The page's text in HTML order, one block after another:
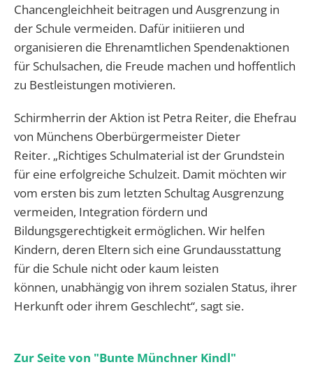
Chancengleichheit beitragen und Ausgrenzung in
der Schule vermeiden. Dafür initiieren und
organisieren die Ehrenamtlichen Spendenaktionen
für Schulsachen, die Freude machen und hoffentlich
zu Bestleistungen motivieren.
Schirmherrin der Aktion ist Petra Reiter, die Ehefrau
von Münchens Oberbürgermeister Dieter
Reiter. „Richtiges Schulmaterial ist der Grundstein
für eine erfolgreiche Schulzeit. Damit möchten wir
vom ersten bis zum letzten Schultag Ausgrenzung
vermeiden, Integration fördern und
Bildungsgerechtigkeit ermöglichen. Wir helfen
Kindern, deren Eltern sich eine Grundausstattung
für die Schule nicht oder kaum leisten
können, unabhängig von ihrem sozialen Status, ihrer
Herkunft oder ihrem Geschlecht“, sagt sie.
Zur Seite von "Bunte Münchner Kindl"